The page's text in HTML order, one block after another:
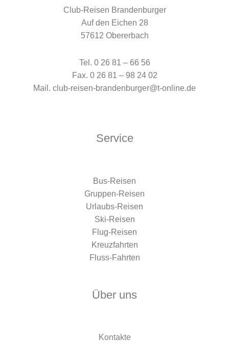
Club-Reisen Brandenburger
Auf den Eichen 28
57612 Obererbach
Tel. 0 26 81 – 66 56
Fax. 0 26 81 – 98 24 02
Mail. club-reisen-brandenburger@t-online.de
Service
Bus-Reisen
Gruppen-Reisen
Urlaubs-Reisen
Ski-Reisen
Flug-Reisen
Kreuzfahrten
Fluss-Fahrten
Über uns
Kontakte